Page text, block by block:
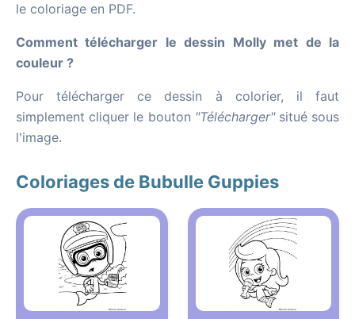
le coloriage en PDF.
Comment télécharger le dessin Molly met de la
couleur ?
Pour télécharger ce dessin à colorier, il faut
simplement cliquer le bouton "Télécharger"situé sous
l'image.
Coloriages de Bubulle Guppies